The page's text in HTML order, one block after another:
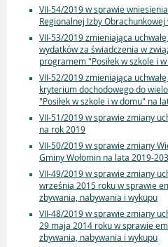
VII-54/2019 w sprawie
Regionalnej Izby
VII-53/2019 zmieniająca
wydatków za świadczenia w
programem "Posiłek w szkole i
VII-52/2019 zmieniająca
kryterium dochodowego do
"Posiłek w szkole i w domu" na
VII-51/2019 w sprawie zmiany
na rok 2019
VII-50/2019 w sprawie zmiany
Gminy Wołomin na lata 2019-
VII-49/2019 w sprawie zmiany
września 2015 roku w sprawie
zbywania, nabywania i wykupu
VII-48/2019 w sprawie zmiany
29 maja 2014 roku w sprawie
zbywania, nabywania i wykupu